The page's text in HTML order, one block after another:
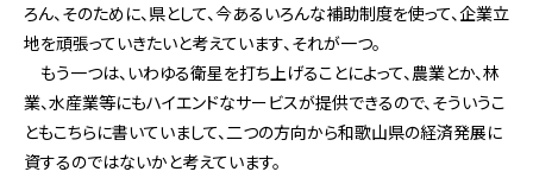
ろん、そのために、県として、今あるいろんな補助制度を使って、企業立
地を頑張っていきたいと考えています、それが一つ。
もう一つは、いわゆる衛星を打ち上げることによって、農業とか、林
業、水産業等にもハイエンドなサービスが提供できるので、そういうこ
ともこちらに書いていまして、二つの方向から和歌山県の経済発展に
資するのではないかと考えています。